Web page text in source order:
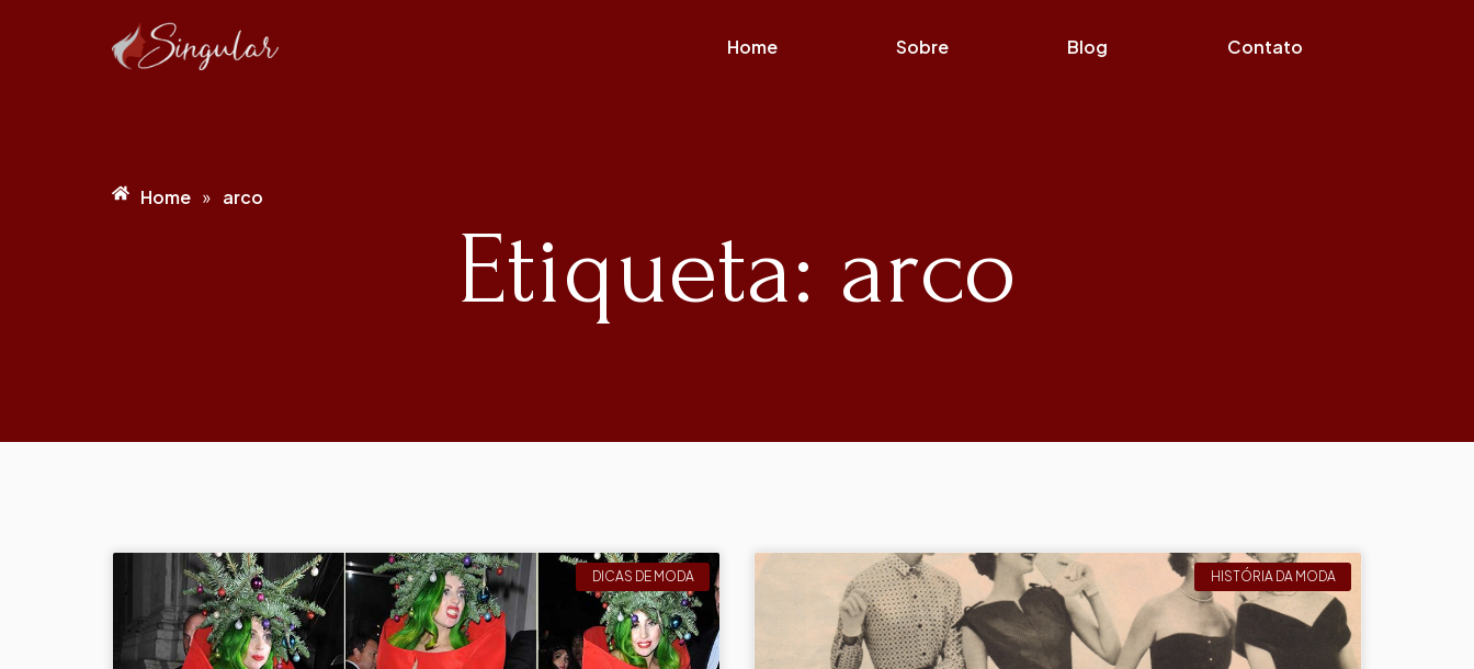
Home Sobre Blog Contato
Home » arco
Etiqueta: arco
DICAS DE MODA HISTÓRIA DA MODA